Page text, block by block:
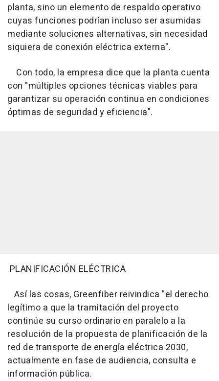
planta, sino un elemento de respaldo operativo
cuyas funciones podrían incluso ser asumidas
mediante soluciones alternativas, sin necesidad
siquiera de conexión eléctrica externa".
Con todo, la empresa dice que la planta cuenta
con "múltiples opciones técnicas viables para
garantizar su operación continua en condiciones
óptimas de seguridad y eficiencia".
PLANIFICACIÓN ELÉCTRICA
Así las cosas, Greenfiber reivindica "el derecho
legítimo a que la tramitación del proyecto
continúe su curso ordinario en paralelo a la
resolución de la propuesta de planificación de la
red de transporte de energía eléctrica 2030,
actualmente en fase de audiencia, consulta e
información pública.